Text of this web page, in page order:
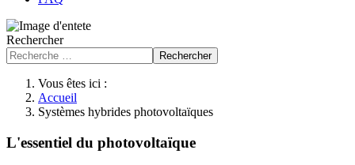
Rechercher
Rechercher
Vous êtes ici :
Accueil
Systèmes hybrides photovoltaïques
L'essentiel du photovoltaïque